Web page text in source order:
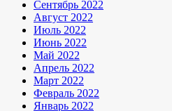
Сентябрь 2022
Август 2022
Июль 2022
Июнь 2022
Май 2022
Апрель 2022
Март 2022
Февраль 2022
Январь 2022